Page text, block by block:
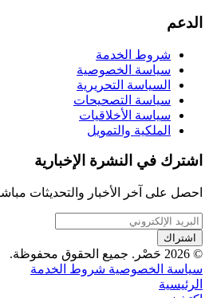
الدعم
شروط الخدمة
سياسة الخصوصية
السياسة التحريرية
سياسة التصحيحات
سياسة الأخلاقيات
الملكية والتمويل
اشترك في النشرة الإخبارية
احصل على آخر الأخبار والتحديثات
اشتراك
© 2026 حَصْر. جميع الحقوق محفوظة.
سياسة الخصوصية شروط الخدمة
الرئيسية